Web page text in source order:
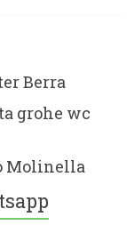
Berra
grohe wc
Molinella